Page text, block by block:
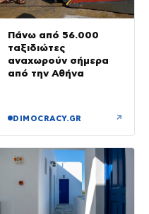
Πάνω από 56.000
ταξιδιώτες
αναχωρούν σήμερα
από την Αθήνα
DIMOCRACY.GR ↗